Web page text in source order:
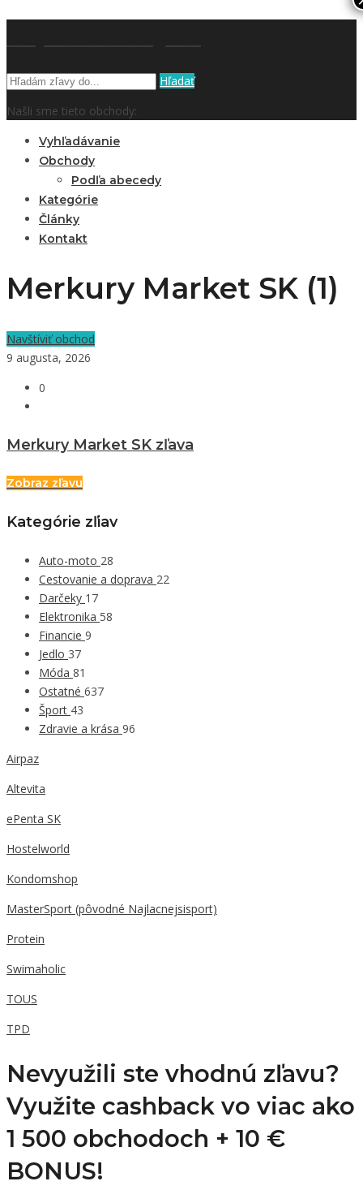
Hľadať
Našli sme tieto obchody:
Vyhľadávanie
Obchody
Podľa abecedy
Kategórie
Články
Kontakt
Merkury Market SK (1)
Navštíviť obchod
9 augusta, 2026
0
Merkury Market SK zľava
Zobraz zľavu
Kategórie zľiav
Auto-moto 28
Cestovanie a doprava 22
Darčeky 17
Elektronika 58
Financie 9
Jedlo 37
Móda 81
Ostatné 637
Šport 43
Zdravie a krása 96
Airpaz
Altevita
ePenta SK
Hostelworld
Kondomshop
MasterSport (pôvodné Najlacnejsisport)
Protein
Swimaholic
TOUS
TPD
Nevyužili ste vhodnú zľavu?
Využite cashback vo viac ako
1 500 obchodoch + 10 €
BONUS!